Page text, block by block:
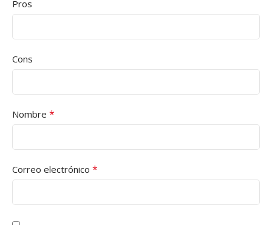
Pros
Cons
Nombre *
Correo electrónico *